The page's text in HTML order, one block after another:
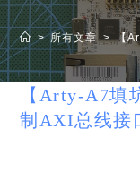
> 所有文章 > 【
【Arty-A7填
制AXI总线接